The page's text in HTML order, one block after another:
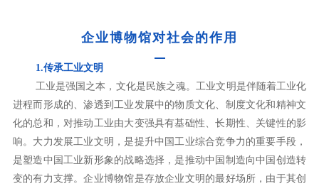
企业博物馆对社会的作用
1.传承工业文明
工业是强国之本，文化是民族之魂。工业文明是伴随着工业化
进程而形成的、渗透到工业发展中的物质文化、制度文化和精神文
化的总和，对推动工业由大变强具有基础性、长期性、关键性的影
响。大力发展工业文明，是提升中国工业综合竞争力的重要手段，
是塑造中国工业新形象的战略选择，是推动中国制造向中国创造转
变的有力支撑。企业博物馆是存放企业文明的最好场所，由于其创